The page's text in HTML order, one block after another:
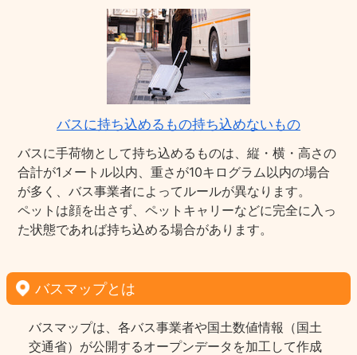
バスに持ち込めるもの持ち込めないもの
バスに手荷物として持ち込めるものは、縦・横・高さの
合計が1メートル以内、重さが10キログラム以内の場合
が多く、バス事業者によってルールが異なります。
ペットは顔を出さず、ペットキャリーなどに完全に入っ
た状態であれば持ち込める場合があります。
バスマップとは
バスマップは、各バス事業者や国土数値情報（国土
交通省）が公開するオープンデータを加工して作成